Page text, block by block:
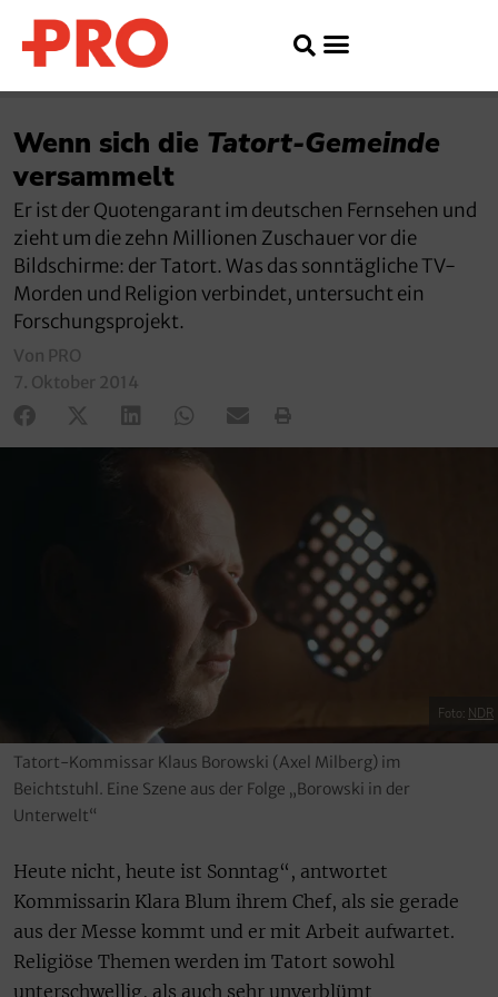
Wenn sich die Tatort-Gemeinde
versammelt
Er ist der Quotengarant im deutschen Fernsehen und
zieht um die zehn Millionen Zuschauer vor die
Bildschirme: der Tatort. Was das sonntägliche TV-
Morden und Religion verbindet, untersucht ein
Forschungsprojekt.
Von PRO
7. Oktober 2014
Foto: NDR
Tatort-Kommissar Klaus Borowski (Axel Milberg) im
Beichtstuhl. Eine Szene aus der Folge „Borowski in der
Unterwelt“
Heute nicht, heute ist Sonntag“, antwortet
Kommissarin Klara Blum ihrem Chef, als sie gerade
aus der Messe kommt und er mit Arbeit aufwartet.
Religiöse Themen werden im Tatort sowohl
unterschwellig, als auch sehr unverblümt